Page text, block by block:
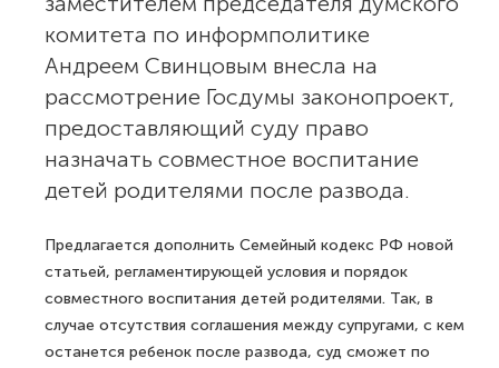
комитета по информполитике
Андреем Свинцовым внесла на
рассмотрение Госдумы законопроект,
предоставляющий суду право
назначать совместное воспитание
детей родителями после развода.
Предлагается дополнить Семейный кодекс РФ новой
статьей, регламентирующей условия и порядок
совместного воспитания детей родителями. Так, в
случае отсутствия соглашения между супругами, с кем
останется ребенок после развода, суд сможет по